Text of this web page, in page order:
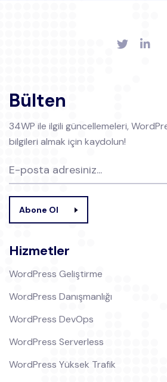
Bülten
34WP ile ilgili güncellemeleri,
bilgileri almak için kaydolun!
Abone Ol
Hizmetler
WordPress Geliştirme
WordPress Danışmanlığı
WordPress DevOps
WordPress Serverless
WordPress Yüksek Trafik